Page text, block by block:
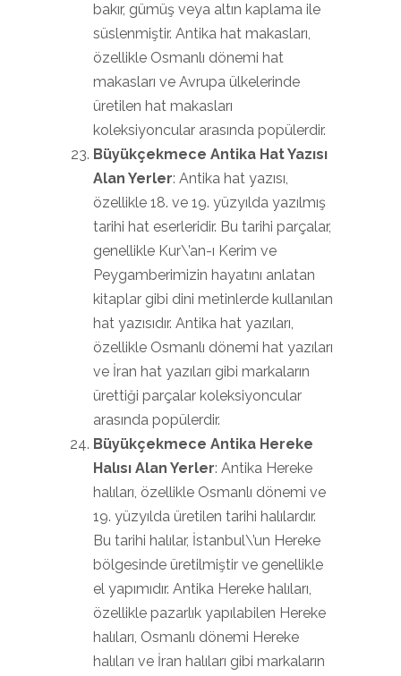
bakır, gümüş veya altın kaplama ile
süslenmiştir. Antika hat makasları,
özellikle Osmanlı dönemi hat
makasları ve Avrupa ülkelerinde
üretilen hat makasları
koleksiyoncular arasında popülerdir.
Büyükçekmece Antika Hat Yazısı
Alan Yerler: Antika hat yazısı,
özellikle 18. ve 19. yüzyılda yazılmış
tarihi hat eserleridir. Bu tarihi parçalar,
genellikle Kur\’an-ı Kerim ve
Peygamberimizin hayatını anlatan
kitaplar gibi dini metinlerde kullanılan
hat yazısıdır. Antika hat yazıları,
özellikle Osmanlı dönemi hat yazıları
ve İran hat yazıları gibi markaların
ürettiği parçalar koleksiyoncular
arasında popülerdir.
Büyükçekmece Antika Hereke
Halısı Alan Yerler: Antika Hereke
halıları, özellikle Osmanlı dönemi ve
19. yüzyılda üretilen tarihi halılardır.
Bu tarihi halılar, İstanbul\’un Hereke
bölgesinde üretilmiştir ve genellikle
el yapımıdır. Antika Hereke halıları,
özellikle pazarlık yapılabilen Hereke
halıları, Osmanlı dönemi Hereke
halıları ve İran halıları gibi markaların